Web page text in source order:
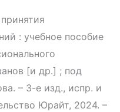
: учебное пособие
[и др.] ; под
– 3-е изд., испр. и
Юрайт, 2024. –